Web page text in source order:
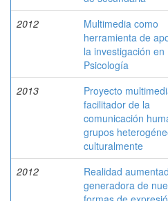
2012
Multimedia como
herramienta de
la investigación en
Psicología
2013
Proyecto
facilitador de la
comunicación
grupos
culturalmente
2012
Realidad
generadora de